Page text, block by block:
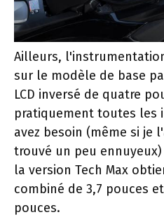
Ailleurs,
sur le modèle de base
LCD inversé de quatre
pratiquement toutes les
avez besoin (même si je
trouvé un peu
la version Tech Max
combiné de 3,7 pouces
pouces.